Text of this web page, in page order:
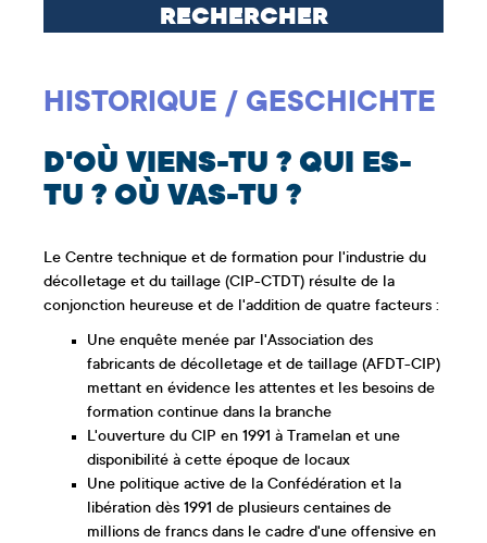
HISTORIQUE / GESCHICHTE
D'OÙ VIENS-TU ? QUI ES-
TU ? OÙ VAS-TU ?
Le Centre technique et de formation pour l'industrie du
décolletage et du taillage (CIP-CTDT) résulte de la
conjonction heureuse et de l'addition de quatre facteurs :
Une enquête menée par l'Association des
fabricants de décolletage et de taillage (AFDT-CIP)
mettant en évidence les attentes et les besoins de
formation continue dans la branche
L'ouverture du CIP en 1991 à Tramelan et une
disponibilité à cette époque de locaux
Une politique active de la Confédération et la
libération dès 1991 de plusieurs centaines de
millions de francs dans le cadre d'une offensive en